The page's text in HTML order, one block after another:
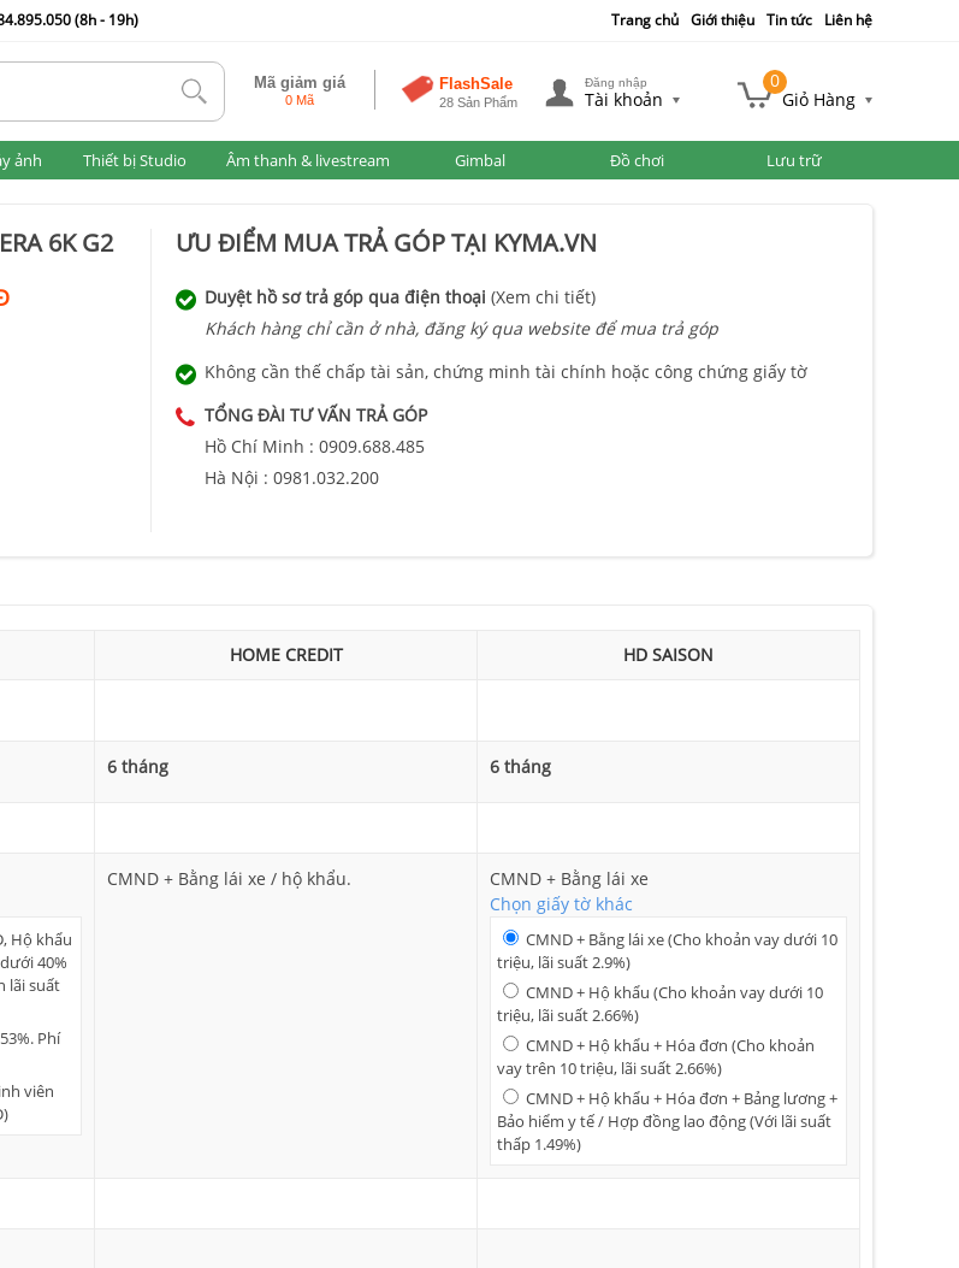
(8h - 19h) Trang chủ Giới thiệu Tin tức Liên hệ
tlk Mã giảm giá
0 Mã
FlashSale
28 Sản Phẩm
Đăng nhập
Tài khoản
0
Giỏ Hàng
ảnh Thiết bị Studio Âm thanh & livestream Gimbal Đồ chơi Lưu trữ
6K G2 ƯU ĐIỂM MUA TRẢ GÓP TẠI KYMA.VN
Duyệt hồ sơ trả góp qua điện thoại (Xem chi tiết)
Khách hàng chỉ cần ở nhà, đăng ký qua website để mua trả góp
Không cần thế chấp tài sản, chứng minh tài chính hoặc công chứng giấy tờ
TỔNG ĐÀI TƯ VẤN TRẢ GÓP
Hồ Chí Minh : 0909.688.485
Hà Nội : 0981.032.200
HOME CREDIT HD SAISON
6 tháng 6 tháng
Hộ khẩu
40%
lãi suất
Phí
viên
CMND + Bằng lái xe / hộ khẩu.
CMND + Bằng lái xe
Chọn giấy tờ khác
CMND + Bằng lái xe (Cho khoản vay dưới 10
triệu, lãi suất 2.9%)
CMND + Hộ khẩu (Cho khoản vay dưới 10
triệu, lãi suất 2.66%)
CMND + Hộ khẩu + Hóa đơn (Cho khoản
vay trên 10 triệu, lãi suất 2.66%)
CMND + Hộ khẩu + Hóa đơn + Bảng lương +
Bảo hiểm y tế / Hợp đồng lao động (Với lãi suất
thấp 1.49%)